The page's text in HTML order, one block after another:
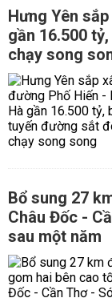
Hưng Yên
gần 16.500
chạy song
Bổ sung 27
Châu Đốc -
sau một năm